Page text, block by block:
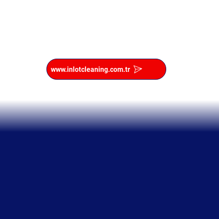
www.inlotcleaning.com.tr